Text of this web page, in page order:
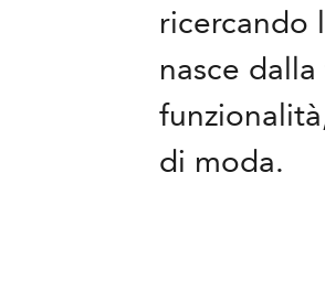
ricercando
nasce
di moda.